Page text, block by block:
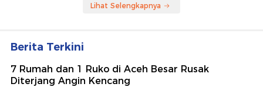
Lihat Selengkapnya
Berita Terkini
7 Rumah dan 1 Ruko di Aceh Besar Rusak
Diterjang Angin Kencang